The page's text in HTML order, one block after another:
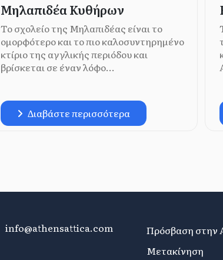
Μηλαπιδέα Κυθήρων
Το σχολείο της Μηλαπιδέας είναι το
ομορφότερο και το πιο καλοσυντηρημένο
κτίριο της αγγλικής περιόδου και
βρίσκεται σε έναν λόφο...
Διαβάστε περισσότερα
info@athensattica.com
Πρόσβαση στην
Μετακίνηση